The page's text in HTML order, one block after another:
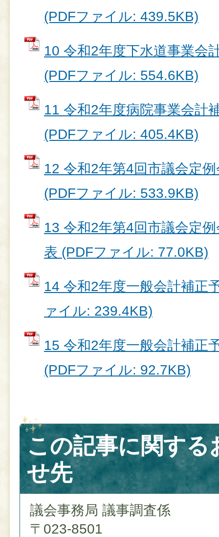
(PDFファイル: 439.5KB)
10 令和2年度下水道事業会
(PDFファイル: 554.6KB)
11 令和2年度病院事業会計
(PDFファイル: 405.4KB)
12 令和2年第4回市議会定
(PDFファイル: 533.9KB)
13 令和2年第4回市議会定
表 (PDFファイル: 77.0KB)
14 令和2年度一般会計補正
ァイル: 239.4KB)
15 令和2年度一般会計補正
(PDFファイル: 92.7KB)
この記事に関する
せ先
議会事務局 議事調査係
〒023-8501